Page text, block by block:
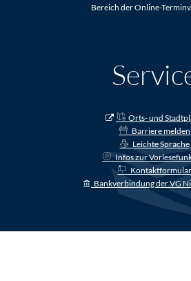
Bereich der Online-
Orts- und
Barriere melden
Leichte Sprache
Infos zur
Kontaktformular
Bankverbindung der VG